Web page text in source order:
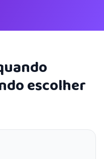
escolher